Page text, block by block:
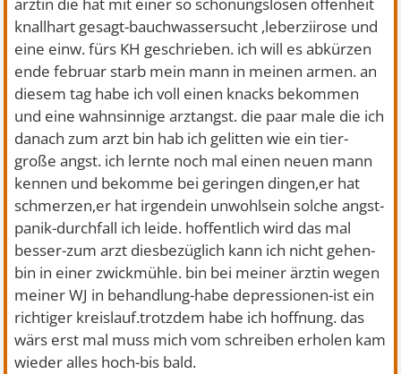
ärztin die hat mit einer so schonungslosen offenheit
knallhart gesagt-bauchwassersucht ,leberziirose und
eine einw. fürs KH geschrieben. ich will es abkürzen
ende februar starb mein mann in meinen armen. an
diesem tag habe ich voll einen knacks bekommen
und eine wahnsinnige arztangst. die paar male die ich
danach zum arzt bin hab ich gelitten wie ein tier-
große angst. ich lernte noch mal einen neuen mann
kennen und bekomme bei geringen dingen,er hat
schmerzen,er hat irgendein unwohlsein solche angst-
panik-durchfall ich leide. hoffentlich wird das mal
besser-zum arzt diesbezüglich kann ich nicht gehen-
bin in einer zwickmühle. bin bei meiner ärztin wegen
meiner WJ in behandlung-habe depressionen-ist ein
richtiger kreislauf.trotzdem habe ich hoffnung. das
wärs erst mal muss mich vom schreiben erholen kam
wieder alles hoch-bis bald.